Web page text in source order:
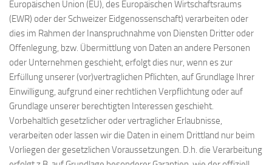
Europäischen Union (EU), des Europäischen Wirtschaftsraums
(EWR) oder der Schweizer Eidgenossenschaft) verarbeiten oder
dies im Rahmen der Inanspruchnahme von Diensten Dritter oder
Offenlegung, bzw. Übermittlung von Daten an andere Personen
oder Unternehmen geschieht, erfolgt dies nur, wenn es zur
Erfüllung unserer (vor)vertraglichen Pflichten, auf Grundlage Ihrer
Einwilligung, aufgrund einer rechtlichen Verpflichtung oder auf
Grundlage unserer berechtigten Interessen geschieht.
Vorbehaltlich gesetzlicher oder vertraglicher Erlaubnisse,
verarbeiten oder lassen wir die Daten in einem Drittland nur beim
Vorliegen der gesetzlichen Voraussetzungen. D.h. die Verarbeitung